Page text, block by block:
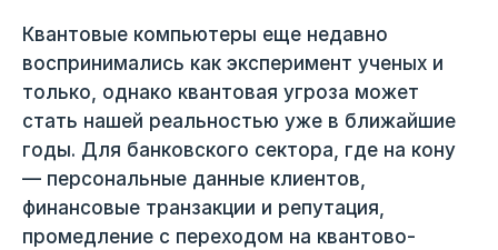
Квантовые компьютеры еще недавно
воспринимались как эксперимент ученых и
только, однако квантовая угроза может
стать нашей реальностью уже в ближайшие
годы. Для банковского сектора, где на кону
— персональные данные клиентов,
финансовые транзакции и репутация,
промедление с переходом на квантово-